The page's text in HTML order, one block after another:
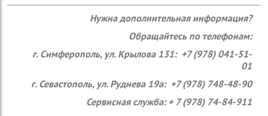
Нужна дополнительная информация?
Обращайтесь по телефонам:
г. Симферополь, ул. Крылова 131: +7 (978) 041-51-
01
г. Севастополь, ул. Руднева 19а: +7 (978) 748-48-90
Сервисная служба: + 7 (978) 74-84-911